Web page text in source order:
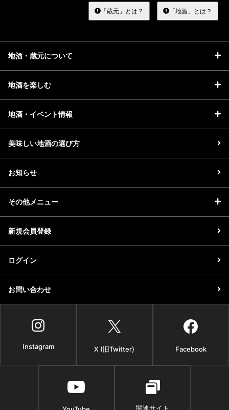
る
「蔵元」とは？ 「地酒」とは？
地酒・蔵元について
地酒を楽しむ
地酒・イベント情報
美味しい地酒の選び方
お知らせ
その他メニュー
新規会員登録
ログイン
お問い合わせ
Instagram X (旧Twitter) Facebook
関連サイト